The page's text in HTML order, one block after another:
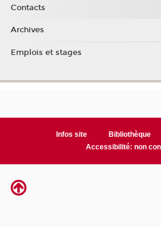
Contacts
Archives
Emplois et stages
Infos site Bibliothèque
Accessibilité: non